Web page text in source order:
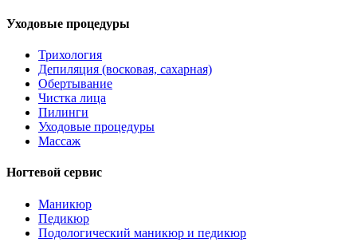
Уходовые процедуры
Трихология
Депиляция (восковая, сахарная)
Обертывание
Чистка лица
Пилинги
Уходовые процедуры
Массаж
Ногтевой сервис
Маникюр
Педикюр
Подологический маникюр и педикюр